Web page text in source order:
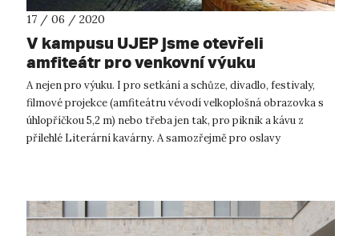
17 / 06 / 2020
V kampusu UJEP jsme otevřeli
amfiteátr pro venkovní výuku
A nejen pro výuku. I pro setkání a schůze, divadlo, festivaly,
filmové projekce (amfiteátru vévodí velkoplošná obrazovka s
úhlopříčkou 5,2 m) nebo třeba jen tak, pro piknik a kávu z
přilehlé Literární kavárny. A samozřejmě pro oslavy